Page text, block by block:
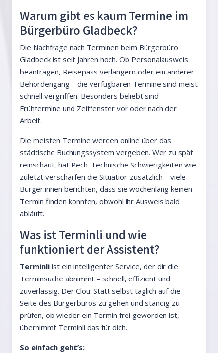
Warum gibt es kaum Termine im
Bürgerbüro Gladbeck?
Die Nachfrage nach Terminen beim Bürgerbüro
Gladbeck ist seit Jahren hoch. Ob Personalausweis
beantragen, Reisepass verlängern oder ein anderer
Behördengang – die verfügbaren Termine sind meist
schnell vergriffen. Besonders beliebt sind
Frühtermine und Zeitfenster vor oder nach der
Arbeit.
Die meisten Termine werden online über das
städtische Buchungssystem vergeben. Wer zu spät
reinschaut, hat Pech. Technische Schwierigkeiten wie
zuletzt verschärfen die Situation zusätzlich – viele
Bürger:innen berichten, dass sie wochenlang keinen
Termin finden konnten, obwohl ihr Ausweis bald
abläuft.
Was ist Terminli und wie
funktioniert der Assistent?
Terminli ist ein intelligenter Service, der dir die
Terminsuche abnimmt – schnell, effizient und
zuverlässig. Der Clou: Statt selbst täglich auf die
Seite des Bürgerbüros zu gehen und ständig zu
prüfen, ob wieder ein Termin frei geworden ist,
übernimmt Terminli das für dich.
So einfach geht’s: